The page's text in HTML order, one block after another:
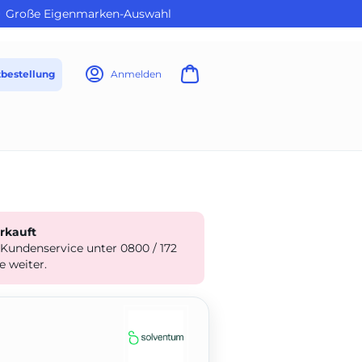
Große Eigenmarken-Auswahl
Anmelden
unter 0800 / 172
weiter.